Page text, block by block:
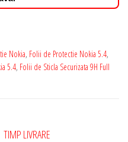
Nokia, Folii de Protectie Nokia 5.4,
5.4, Folii de Sticla Securizata 9H Full
TIMP LIVRARE